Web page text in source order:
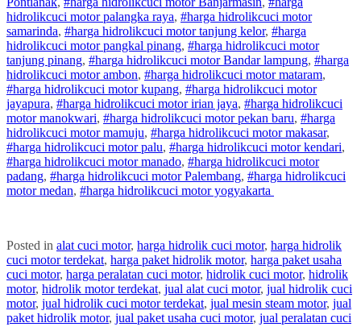
hidrolikcuci motorpalangka raya, #harga hidrolikcuci motor
samarinda, #harga hidrolikcuci motortanjung kelor, #harga
hidrolikcuci motorpangkal pinang, #harga hidrolikcuci motor
tanjung pinang, #harga hidrolikcuci motorBandar lampung, #harga
hidrolikcuci motorambon, #harga hidrolikcuci motormataram,
#harga hidrolikcuci motorkupang, #harga hidrolikcuci motor
jayapura, #harga hidrolikcuci motoririan jaya, #harga hidrolikcuci
motormanokwari, #harga hidrolikcuci motorpekan baru, #harga
hidrolikcuci motormamuju, #harga hidrolikcuci motormakasar,
#harga hidrolikcuci motorpalu, #harga hidrolikcuci motorkendari,
#harga hidrolikcuci motormanado, #harga hidrolikcuci motor
padang, #harga hidrolikcuci motorPalembang, #harga hidrolikcuci
motormedan, #harga hidrolikcuci motoryogyakarta
Posted in alat cuci motor, harga hidrolik cuci motor, harga hidrolik
cuci motor terdekat, harga paket hidrolik motor, harga paket usaha
cuci motor, harga peralatan cuci motor, hidrolik cuci motor, hidrolik
motor, hidrolik motor terdekat, jual alat cuci motor, jual hidrolik cuci
motor, jual hidrolik cuci motor terdekat, jual mesin steam motor, jual
paket hidrolik motor, jual paket usaha cuci motor, jual peralatan cuci